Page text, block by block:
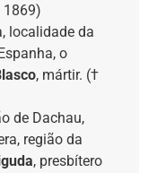
1869)
localidade da
o
, mártir. (†
de Dachau,
região da
, presbítero